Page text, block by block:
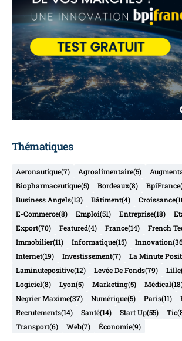
Thématiques
Aeronautique(7) Agroalimentaire(5)
Biopharmaceutique(5) Bordeaux(8) BpiFrance
Business Angels(13) Bâtiment(4) Croissance
E-Commerce(8) Emploi(51) Entreprise(18)
Export(70) Featured(4) France(14) French
Immobilier(11) Informatique(15) Innovation
Internet(19) Investissement(7) La Minute
Laminutepositive(12) Levée De Fonds(79) Lille
Logiciel(8) Lyon(5) Marketing(5) Médical
Negrier Maxime(37) Numérique(5) Paris(11)
Recrutements(14) Santé(14) Start Up(55) Tic
Transport(6) Web(7) Économie(9)